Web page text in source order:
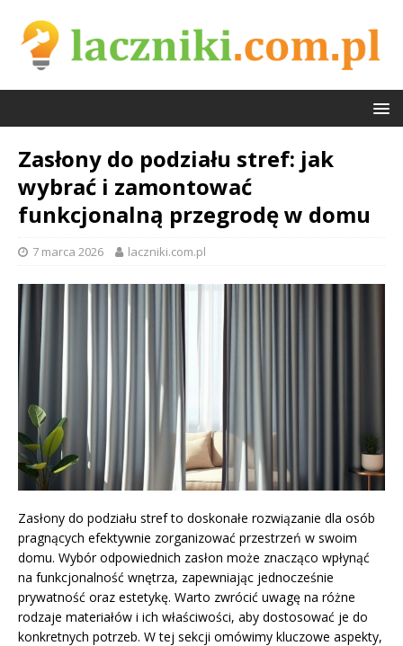
Zasłony do podziału stref: jak
wybrać i zamontować
funkcjonalną przegrodę w domu
7 marca 2026 laczniki.com.pl
Zasłony do podziału stref to doskonałe rozwiązanie dla osób
pragnących efektywnie zorganizować przestrzeń w swoim
domu. Wybór odpowiednich zasłon może znacząco wpłynąć
na funkcjonalność wnętrza, zapewniając jednocześnie
prywatność oraz estetykę. Warto zwrócić uwagę na różne
rodzaje materiałów i ich właściwości, aby dostosować je do
konkretnych potrzeb. W tej sekcji omówimy kluczowe aspekty,